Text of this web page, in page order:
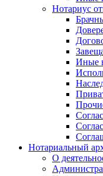
Нотариус
Иные
Нотариальный
О